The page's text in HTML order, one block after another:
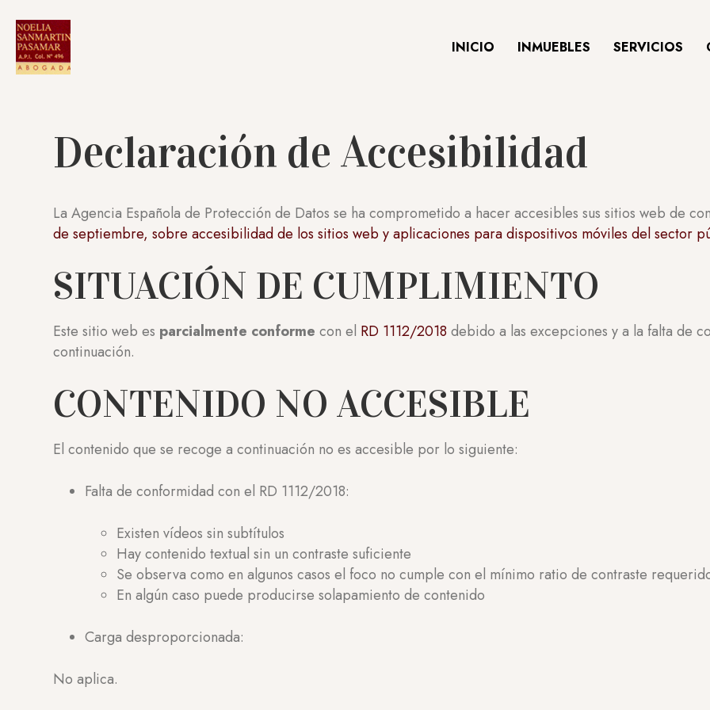
INICIO INMUEBLES SERVICIOS
Declaración de Accesibilidad
La Agencia Española de Protección de Datos se ha comprometido a hacer accesibles sus sitios web de
de septiembre, sobre accesibilidad de los sitios web y aplicaciones para dispositivos móviles del sector
SITUACIÓN DE CUMPLIMIENTO
Este sitio web es parcialmente conforme con el RD 1112/2018 debido a las excepciones y a la falta de
continuación.
CONTENIDO NO ACCESIBLE
El contenido que se recoge a continuación no es accesible por lo siguiente:
Falta de conformidad con el RD 1112/2018:
Existen vídeos sin subtítulos
Hay contenido textual sin un contraste suficiente
Se observa como en algunos casos el foco no cumple con el mínimo ratio de contraste
En algún caso puede producirse solapamiento de contenido
Carga desproporcionada:
No aplica.